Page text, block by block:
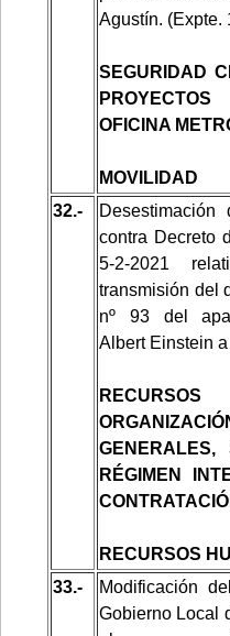
Agustín. (Expte.
SEGURIDAD
OFICINA
MOVILIDAD
32.-
contra Decreto
5-2-2021
transmisión del
nº 93 del
Albert Einstein
GENERALES,
RÉGIMEN
RECURSOS
33.-
Modificación
Gobierno Local